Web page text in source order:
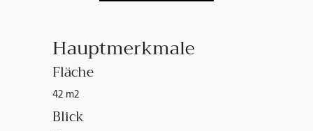
Hauptmerkmale
Fläche
42 m2
Blick